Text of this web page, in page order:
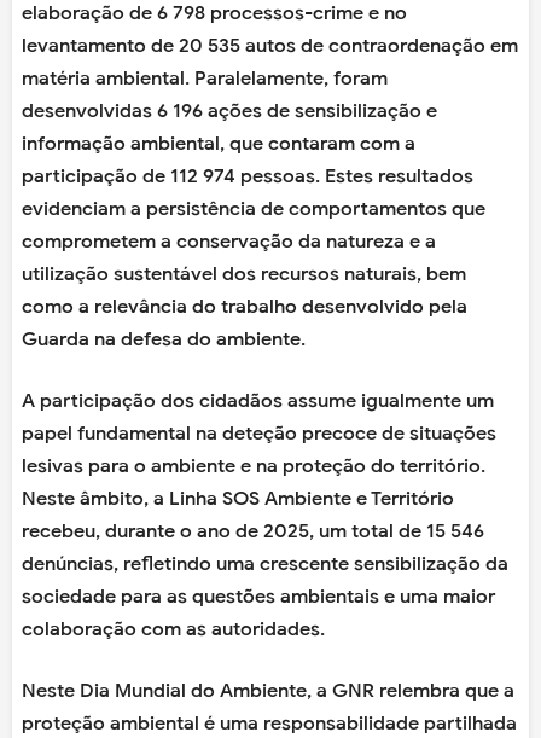
elaboração de 6 798 processos-crime e no
levantamento de 20 535 autos de contraordenação em
matéria ambiental. Paralelamente, foram
desenvolvidas 6 196 ações de sensibilização e
informação ambiental, que contaram com a
participação de 112 974 pessoas. Estes resultados
evidenciam a persistência de comportamentos que
comprometem a conservação da natureza e a
utilização sustentável dos recursos naturais, bem
como a relevância do trabalho desenvolvido pela
Guarda na defesa do ambiente.
A participação dos cidadãos assume igualmente um
papel fundamental na deteção precoce de situações
lesivas para o ambiente e na proteção do território.
Neste âmbito, a Linha SOS Ambiente e Território
recebeu, durante o ano de 2025, um total de 15 546
denúncias, refletindo uma crescente sensibilização da
sociedade para as questões ambientais e uma maior
colaboração com as autoridades.
Neste Dia Mundial do Ambiente, a GNR relembra que a
proteção ambiental é uma responsabilidade partilhada